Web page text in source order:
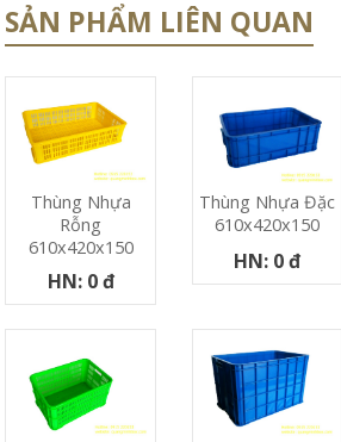
SẢN PHẨM LIÊN QUAN
Thùng Nhựa
Rỗng
610x420x150
HN: 0 đ
Thùng Nhựa Đặc
610x420x150
HN: 0 đ